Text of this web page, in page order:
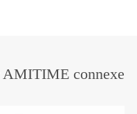
AMITIME connexe